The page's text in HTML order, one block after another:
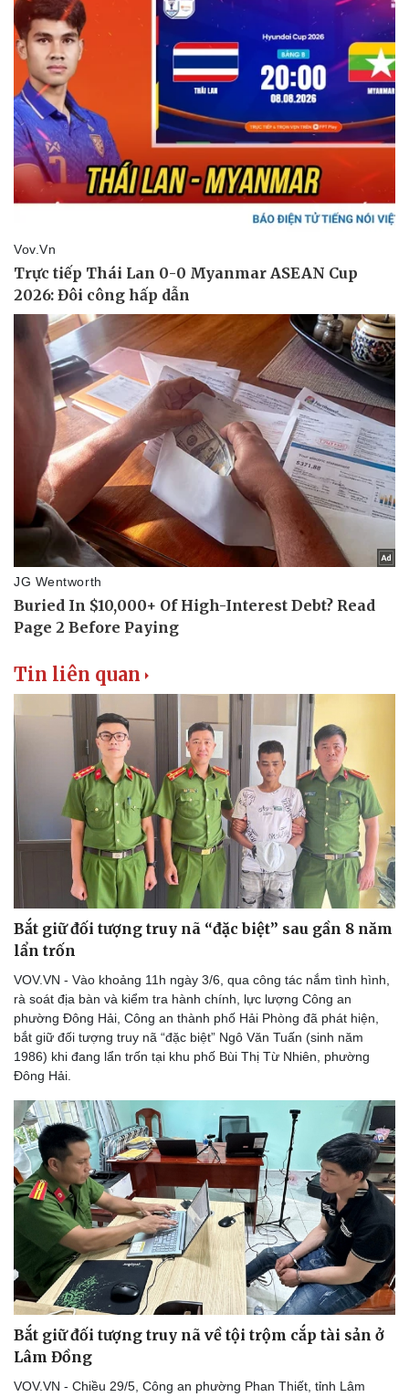
Thể thao
Bóng đá
Lịch thi đấu bóng đá
Thế giới thể thao
eSports
Hậu trường
Ô tô - Xe máy
Ô tô
Xe máy
Tư vấn
Tin liên quan
Bắt giữ đối tượng truy nã “đặc biệt” sau gần 8 năm
lẩn trốn
VOV.VN - Vào khoảng 11h ngày 3/6, qua công tác nắm tình hình,
rà soát địa bàn và kiểm tra hành chính, lực lượng Công an
phường Đông Hải, Công an thành phố Hải Phòng đã phát hiện,
bắt giữ đối tượng truy nã “đặc biệt” Ngô Văn Tuấn (sinh năm
1986) khi đang lẩn trốn tại khu phố Bùi Thị Từ Nhiên, phường
Đông Hải.
Bắt giữ đối tượng truy nã về tội trộm cắp tài sản ở
Lâm Đồng
VOV.VN - Chiều 29/5, Công an phường Phan Thiết, tỉnh Lâm